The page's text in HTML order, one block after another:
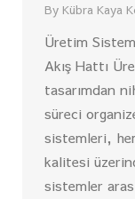
By Kübra Kaya
Üretim
Akış Hattı
tasarımdan
süreci
sistemleri,
kalitesi
sistemler